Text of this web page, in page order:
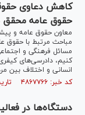
کاهش دعاوی
حقوق عامه
معاون حقوق عامه و
مباحث مرتبط با حقوق
مسائل فرهنگی و
کنیم، دادرسی‌های
انسانی و اختلاف بین
کد خبر: ۴۸۶۷۷۶۶ تاریخ انتشار : ۱۴۰۴/۰۸/۲۸
دستگاه‌ها در